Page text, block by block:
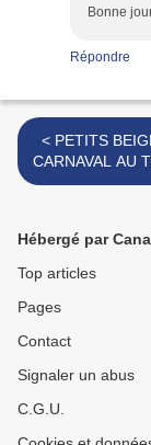
Bonne
Répondre
< PETITS BEIGNETS DE
CARNAVAL AU
...
Hébergé par
Top articles
Pages
Contact
Signaler un abus
C.G.U.